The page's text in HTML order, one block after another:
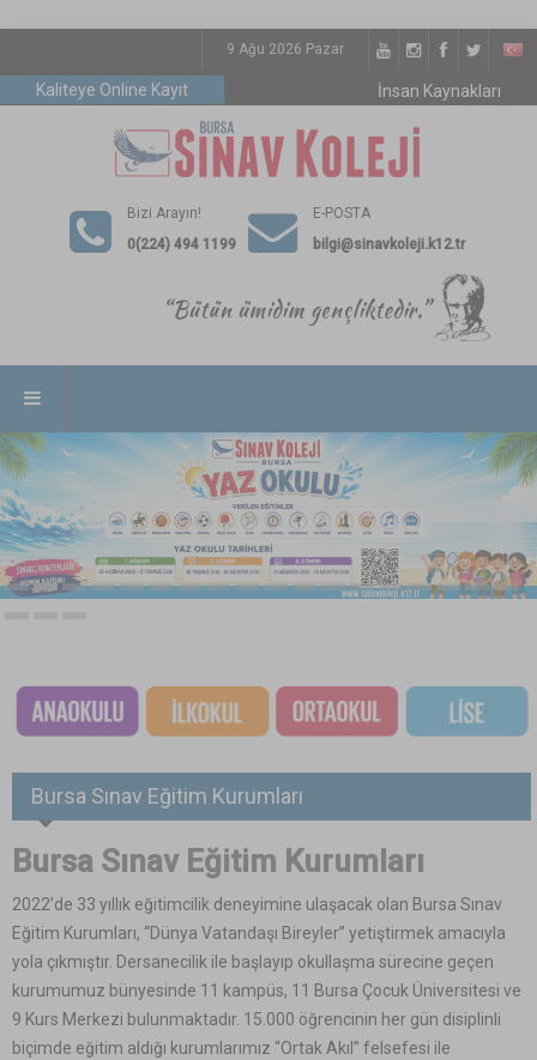
9 Ağu 2026 Pazar
Kaliteye Online Kayıt İnsan Kaynakları
Bizi Arayın!
0(224) 494 1199
E-POSTA
bilgi@sinavkoleji.k12.tr
Bursa Sınav Eğitim Kurumları
Bursa Sınav Eğitim Kurumları
2022’de 33 yıllık eğitimcilik deneyimine ulaşacak olan Bursa Sınav
Eğitim Kurumları, “Dünya Vatandaşı Bireyler” yetiştirmek amacıyla
yola çıkmıştır. Dersanecilik ile başlayıp okullaşma sürecine geçen
kurumumuz bünyesinde 11 kampüs, 11 Bursa Çocuk Üniversitesi ve
9 Kurs Merkezi bulunmaktadır. 15.000 öğrencinin her gün disiplinli
biçimde eğitim aldığı kurumlarımız “Ortak Akıl” felsefesi ile